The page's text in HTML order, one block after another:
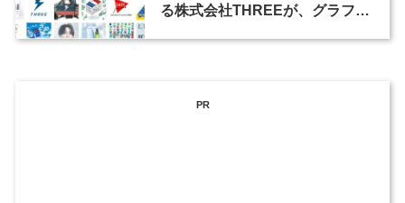
る株式会社THREEが、グラフィ
PR